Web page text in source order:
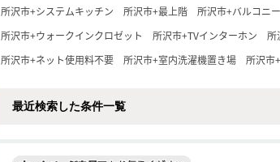
所沢市+システムキッチン
所沢市+最上階 所沢市+バルコニー
所沢市+ウォークインクロゼット
所沢市+TVインターホン 所
所沢市+ネット使用料不要
所沢市+室内洗濯機置き場 所沢市
最近検索した条件一覧